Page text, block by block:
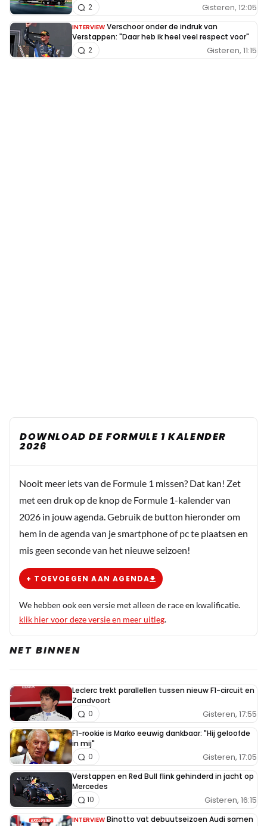
Gisteren, 12:05
2
INTERVIEW Verschoor onder de indruk van
Verstappen: "Daar heb ik heel veel respect voor"
Gisteren, 11:15
2
DOWNLOAD DE FORMULE 1 KALENDER
2026
Nooit meer iets van de Formule 1 missen? Dat kan! Zet
met een druk op de knop de Formule 1-kalender van
2026 in jouw agenda. Gebruik de button hieronder om
hem in de agenda van je smartphone of pc te plaatsen en
mis geen seconde van het nieuwe seizoen!
+ TOEVOEGEN AAN AGENDA
We hebben ook een versie met alleen de race en kwalificatie.
klik hier voor deze versie en meer uitleg.
NET BINNEN
Leclerc trekt parallellen tussen nieuw F1-circuit en
Zandvoort
Gisteren, 17:55
0
F1-rookie is Marko eeuwig dankbaar: "Hij geloofde
in mij"
Gisteren, 17:05
0
Verstappen en Red Bull flink gehinderd in jacht op
Mercedes
Gisteren, 16:15
10
INTERVIEW Binotto vat debuutseizoen Audi samen